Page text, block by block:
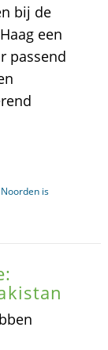
bij de
een
passend
is